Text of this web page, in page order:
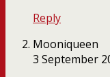
Reply
Mooniqueen
3 September